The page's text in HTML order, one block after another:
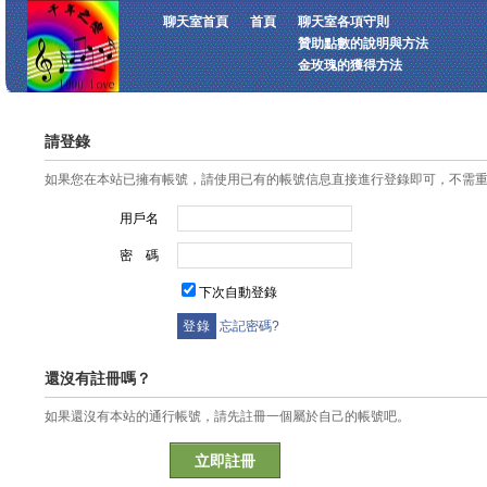
聊天室首頁 首頁
聊天室各項守則
贊助點數的說明與方法
金玫瑰的獲得方法
請登錄
如果您在本站已擁有帳號，請使用已有的帳號信息直接進行登錄即可，不需
用戶名
密 碼
下次自動登錄
忘記密碼?
還沒有註冊嗎？
如果還沒有本站的通行帳號，請先註冊一個屬於自己的帳號吧。
立即註冊